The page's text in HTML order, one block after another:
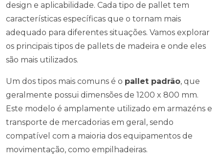
design e aplicabilidade. Cada tipo de pallet tem
características específicas que o tornam mais
adequado para diferentes situações. Vamos explorar
os principais tipos de pallets de madeira e onde eles
são mais utilizados.
Um dos tipos mais comuns é o pallet padrão, que
geralmente possui dimensões de 1200 x 800 mm.
Este modelo é amplamente utilizado em armazéns e
transporte de mercadorias em geral, sendo
compatível com a maioria dos equipamentos de
movimentação, como empilhadeiras.